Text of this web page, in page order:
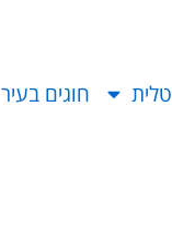
חוגים בעיר